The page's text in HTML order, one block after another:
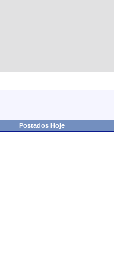
Postados Hoje